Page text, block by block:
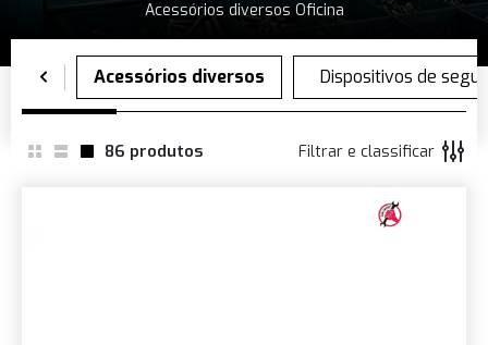
Acessórios diversos Oficina
86 produtos Filtrar e classificar